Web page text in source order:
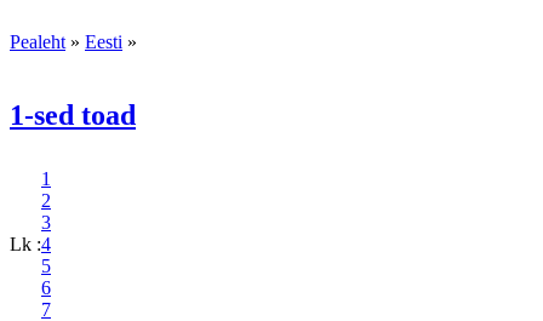
Pealeht » Eesti »
1-sed toad
Lk :
1
2
3
4
5
6
7